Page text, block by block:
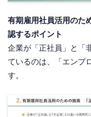
有期雇用社員活用のた
認するポイント
企業が「正社員」と「
ているのは、「エンプ
す。